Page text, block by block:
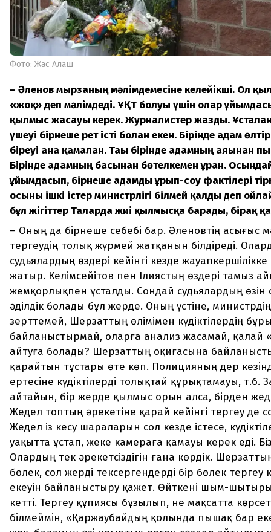
Фото: Жас Алаш
– Әленов мырзаның мәлімдемесіне келейікші. Ол
«жоқ» деп мәлімдеді. ҰҚТ болуы үшін олар
қылмыс жасауы керек. Журналистер жазды. Ұсталған
үшеуі бірнеше рет істі болған екен. Бірінде адам
біреуі ғана қамалған. Тағы бірінде адамның аяғынан
Бірінде адамның басынан бөтелкемен ұрған.
ұйымдасып, бірнеше адамды ұрып-соғу фактілері
осыны ішкі істер министрлігі білмей қалды деп
бұл жігіттер Талғарда жиі қылмысқа барады, бірақ
– Оның да бірнеше себебі бар. Әленовтің асығыс
тергеудің толық жүрмей жатқанын білдіреді.
судьялардың өздері кейінгі кезде
жатыр. Келімсейітов пен Ілиястың өздері тамыз
жемқорлықпен ұсталды. Сондай судьялардың өзін
әділдік болады бұл жерде. Оның үстіне,
зерттемей, Шерзаттың өлімімен күдіктілердің
байланыстырмай, оларға анализ жасамай, қалай
айтуға болады? Шерзаттың оқиғасына байланысты
қарайтын тұстары өте көп. Полицияның дер
ертесіне күдіктілерді толықтай құрықтамауы, т.б.
айтайын, бір жерде қылмыс орын алса, бірден
Жедел топтың әрекетіне қарай кейінгі тергеу де
Жедел із кесу шараларын сол кезде істесе,
уақытта ұстап, жеке камераға қамауы керек еді.
Олардың тек әрекетсіздігін ғана көрдік.
бөлек, сол жерді тексергендерді бір бөлек тергеу
екеуін байланыстыру қажет. Өйткені шым-
кетті. Тергеу құпиясы бұзылып, не мақсатта
білмеймін, «Қаржаубайдың қолында пышақ бар